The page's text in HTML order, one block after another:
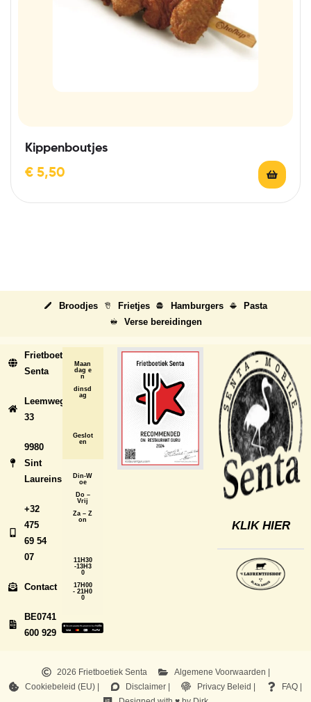
Kippenboutjes
€ 5,50
Broodjes Frietjes Hamburgers
Pasta
Verse bereidingen
Frietboetiek
Senta
Leemweg
33
9980
Sint
Laureins
+32
475
69 54
07
Contact
BE0741
600 929
Maan
dag e
n
dinsd
ag
Geslot
en
Din-W
oe
Do –
Vrij
Za – Z
on
11H30
-13H3
0
17H00
- 21H0
0
KLIK HIER
2026 Frietboetiek Senta
Algemene Voorwaarden |
Cookiebeleid (EU) |
Disclaimer | Privacy Beleid |
FAQ |